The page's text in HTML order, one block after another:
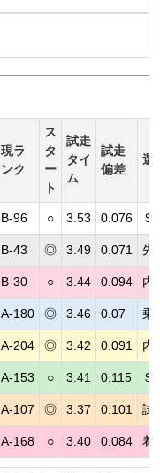
現ラ
ンク
ス
タ
ー
ト
試走
タイ
ム
試走
偏差
選
B-96 ○ 3.53 0.076 Ｓ
B-43 ◎ 3.49 0.071 先
B-30 ○ 3.44 0.094 内
A-180 ◎ 3.46 0.07 乗
A-204 ◎ 3.42 0.091 内
A-153 ○ 3.41 0.115 Ｓ
A-107 ◎ 3.37 0.101 試
A-168 ○ 3.40 0.084 着